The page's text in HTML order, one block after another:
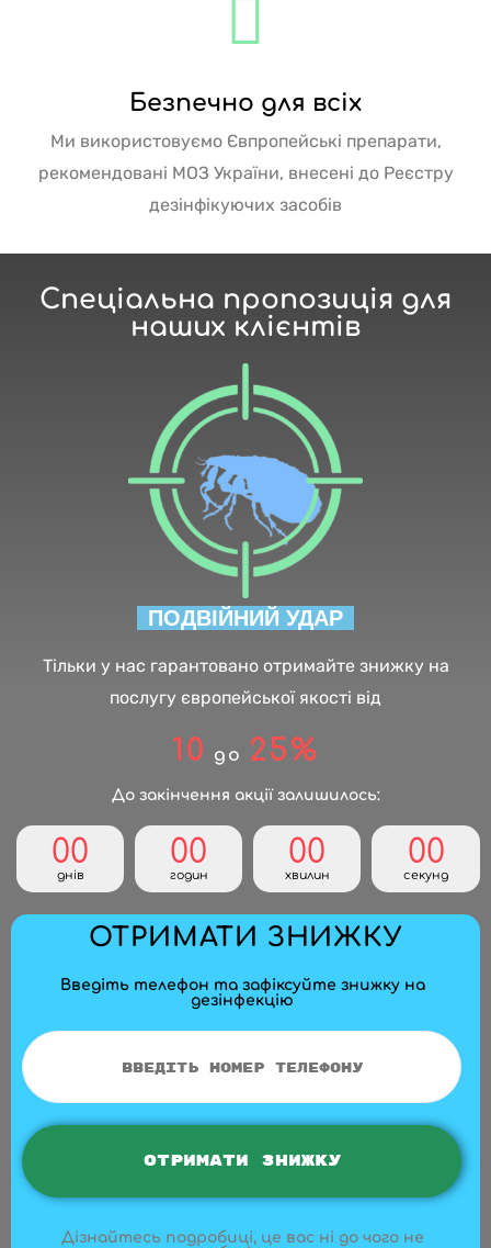
Безпечно для всіх
Ми використовуємо Євпропейські препарати,
рекомендовані МОЗ України, внесені до Реєстру
дезінфікуючих засобів
Спеціальна пропозиція для
наших клієнтів
ПОДВІЙНИЙ УДАР
Тільки у нас гарантовано отримайте знижку на
послугу європейської якості від
10 до 25%
До закінчення акції залишилось:
00
днів
00
годин
00
хвилин
00
секунд
ОТРИМАТИ ЗНИЖКУ
Введіть телефон та зафіксуйте знижку на
дезінфекцію
Дізнайтесь подробиці, це вас ні до чого не